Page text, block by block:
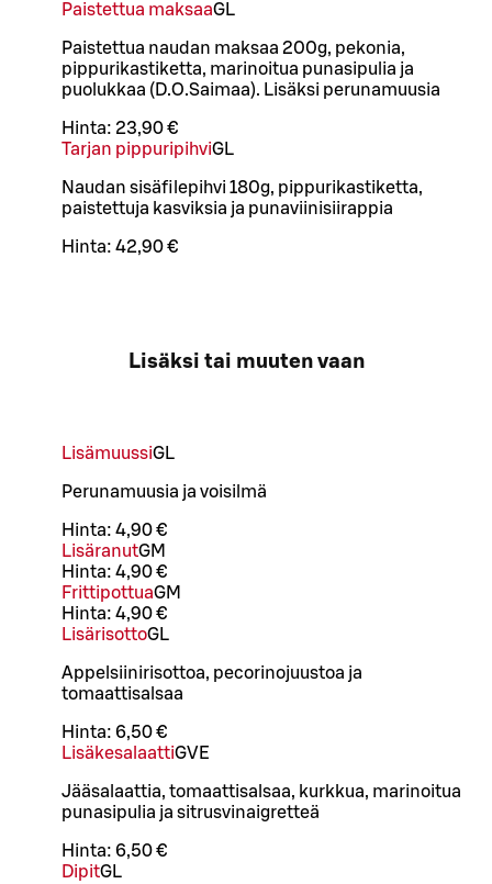
Paistettua maksaaGL
Paistettua naudan maksaa 200g, pekonia,
pippurikastiketta, marinoitua punasipulia ja
puolukkaa (D.O.Saimaa). Lisäksi perunamuusia
Hinta: 23,90 €
Tarjan pippuripihviGL
Naudan sisäfilepihvi 180g, pippurikastiketta,
paistettuja kasviksia ja punaviinisiirappia
Hinta: 42,90 €
Lisäksi tai muuten vaan
LisämuussiGL
Perunamuusia ja voisilmä
Hinta: 4,90 €
LisäranutGM
Hinta: 4,90 €
FrittipottuaGM
Hinta: 4,90 €
LisärisottoGL
Appelsiinirisottoa, pecorinojuustoa ja
tomaattisalsaa
Hinta: 6,50 €
LisäkesalaattiGVE
Jääsalaattia, tomaattisalsaa, kurkkua, marinoitua
punasipulia ja sitrusvinaigretteä
Hinta: 6,50 €
DipitGL